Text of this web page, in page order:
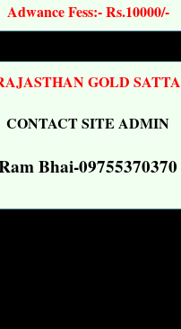
Adwance Fess:- Rs.10000/-
GOLD SATTA
CONTACT SITE ADMIN
Bhai-09755370370